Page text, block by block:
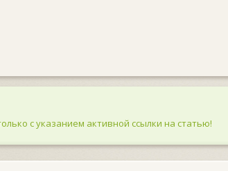
с указанием активной ссылки на статью!